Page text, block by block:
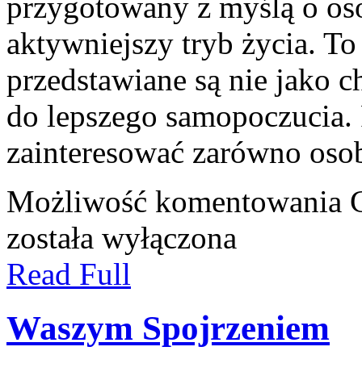
aktywniejszy tryb życia.
przedstawiane są nie jako
do lepszego
zainteresować zarówno
Możliwość komentowania
została wyłączona
Read Full
Waszym Spojrzeniem